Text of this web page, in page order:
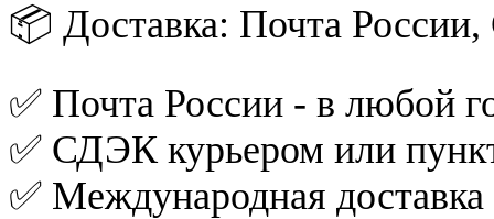
📦 Доставка: Почта
✅ Почта России - в любой
✅ СДЭК курьером или
✅ Международная